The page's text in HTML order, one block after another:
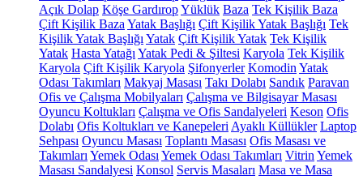
Açık Dolap Köşe GardıropYüklük Baza Tek Kişilik Baza
Çift Kişilik Baza Yatak Başlığı Çift Kişilik Yatak Başlığı Tek
Kişilik Yatak Başlığı Yatak Çift Kişilik Yatak Tek Kişilik
Yatak Hasta Yatağı Yatak Pedi & Şiltesi Karyola Tek Kişilik
Karyola Çift Kişilik Karyola Şifonyerler Komodin Yatak
Odası Takımları Makyaj Masası Takı Dolabı Sandık Paravan
Ofis ve Çalışma Mobilyaları Çalışma ve Bilgisayar Masası
Oyuncu Koltukları Çalışma ve Ofis Sandalyeleri Keson Ofis
Dolabı Ofis Koltukları ve Kanepeleri Ayaklı Küllükler Laptop
Sehpası Oyuncu Masası Toplantı Masası Ofis Masası ve
Takımları Yemek Odası Yemek Odası Takımları Vitrin Yemek
Masası Sandalyesi Konsol Servis Masaları Masa ve Masa